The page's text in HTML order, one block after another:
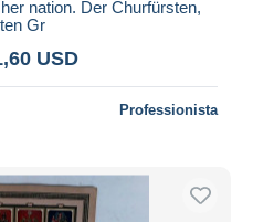
nation. Der Churfürsten,
Gr
USD
Professionista